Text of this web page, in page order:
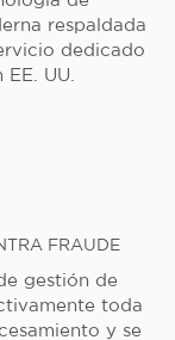
respaldada
dedicado
UU.
FRAUDE
gestión de
toda
y se